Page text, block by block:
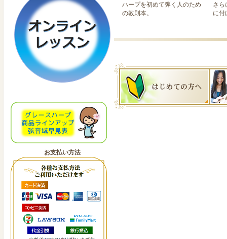
お支払い方法
ハープを初めて弾く人のため
の教則本。
さら
に付